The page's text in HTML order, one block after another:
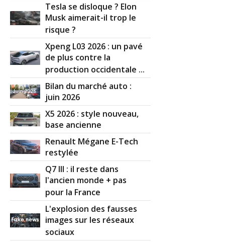
Tesla se disloque ? Elon
Musk aimerait-il trop le
risque ?
Xpeng L03 2026 : un pavé
de plus contre la
production occidentale ...
Bilan du marché auto :
juin 2026
X5 2026 : style nouveau,
base ancienne
Renault Mégane E-Tech
restylée
Q7 III : il reste dans
l'ancien monde + pas
pour la France
L'explosion des fausses
images sur les réseaux
sociaux